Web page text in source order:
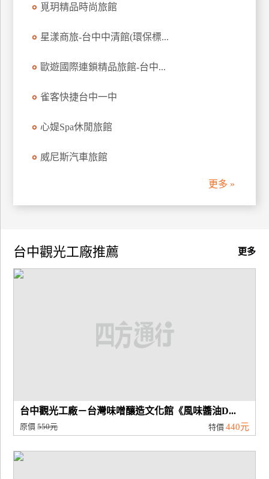
飯
作
計
商
覓玥精品時尚旅館
星漾商旅-台中中清館(環保標...
歐遊國際連鎖精品旅館-台中...
雀客快捷台中一中
心媞Spa休閒旅館
威尼斯汽車旅館
更多 »
更多
台中觀光工廠推薦
台中觀光工廠－台灣味噌釀造文化館《風味醬油D...
原價550元 特價 440元